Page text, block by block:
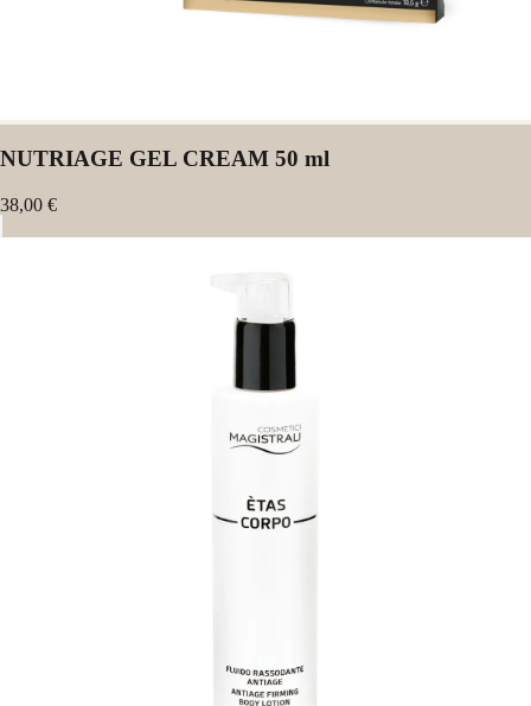
NUTRIAGE GEL CREAM 50 ml
38,00 €